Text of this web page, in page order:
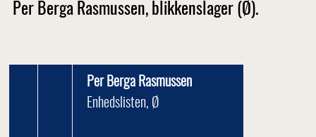
Per Berga Rasmussen, blikkenslager (Ø).
Per Berga Rasmussen
Enhedslisten, Ø